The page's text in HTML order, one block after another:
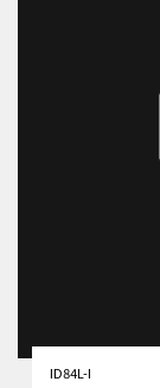
ID84L-I